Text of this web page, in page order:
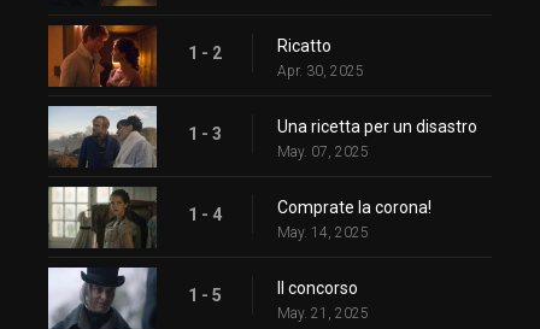
1 - 2 Ricatto
Apr. 30, 2025
1 - 3 Una ricetta per un disastro
May. 07, 2025
1 - 4 Comprate la corona!
May. 14, 2025
1 - 5 Il concorso
May. 21, 2025